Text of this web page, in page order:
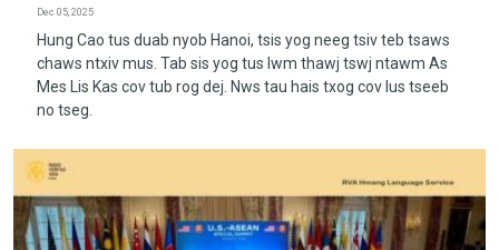
Dec 05, 2025
Hung Cao tus duab nyob Hanoi, tsis yog neeg tsiv teb tsaws
chaws ntxiv mus. Tab sis yog tus lwm thawj tswj ntawm As
Mes Lis Kas cov tub rog dej. Nws tau hais txog cov lus tseeb
no tseg.